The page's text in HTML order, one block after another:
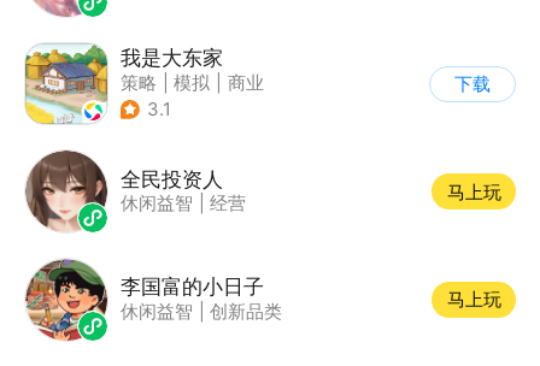
我是大东家
策略 模拟
商业
| 卡通
3.1
下载
全民投资人
休闲益智 经营
马上玩
李国富的小日子
休闲益智 创新品类
马上玩